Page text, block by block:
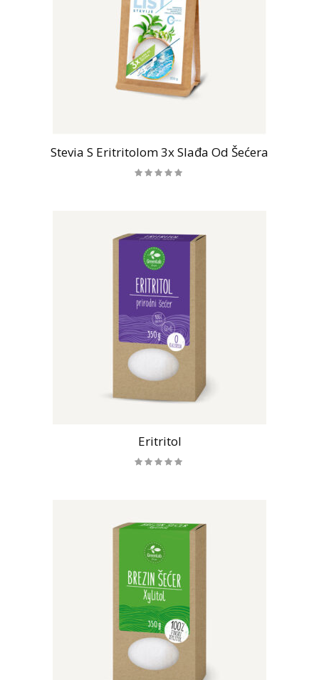
Stevia S Eritritolom 3x Slađa Od Šećera
Eritritol